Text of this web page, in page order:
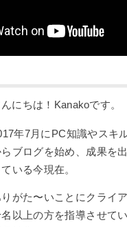
んにちは！Kanakoです。
年7月にPC知識やスキ
ブログを始め、成果を
ている今現在。
りがた〜いことにクライ
以上の方を指導させて